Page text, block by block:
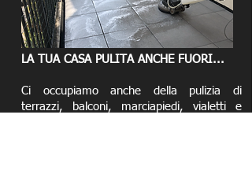
LA TUA CASA PULITA ANCHE FUORI...
Ci occupiamo anche della pulizia di
terrazzi, balconi, marciapiedi, vialetti e